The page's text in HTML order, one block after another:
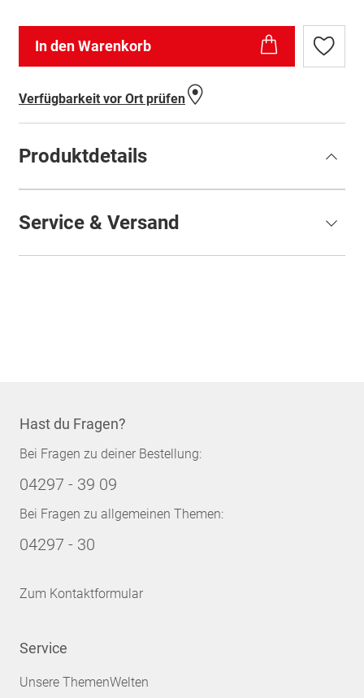
In den Warenkorb
Zur
Verfügbarkeit vor Ort prüfen
Produktdetails
Service & Versand
Hast du Fragen?
Bei Fragen zu deiner Bestellung:
04297 - 39 09
Bei Fragen zu allgemeinen Themen:
04297 - 30
Zum Kontaktformular
Service
Unsere ThemenWelten